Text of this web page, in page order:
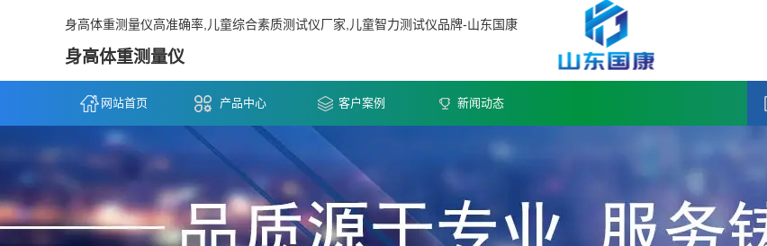
身高体重测量仪高准确率,儿童综合素质测试仪厂家,儿童智力测试仪品牌-山东国康
身高体重测量仪
网站首页 产品中心 客户案例 新闻动态